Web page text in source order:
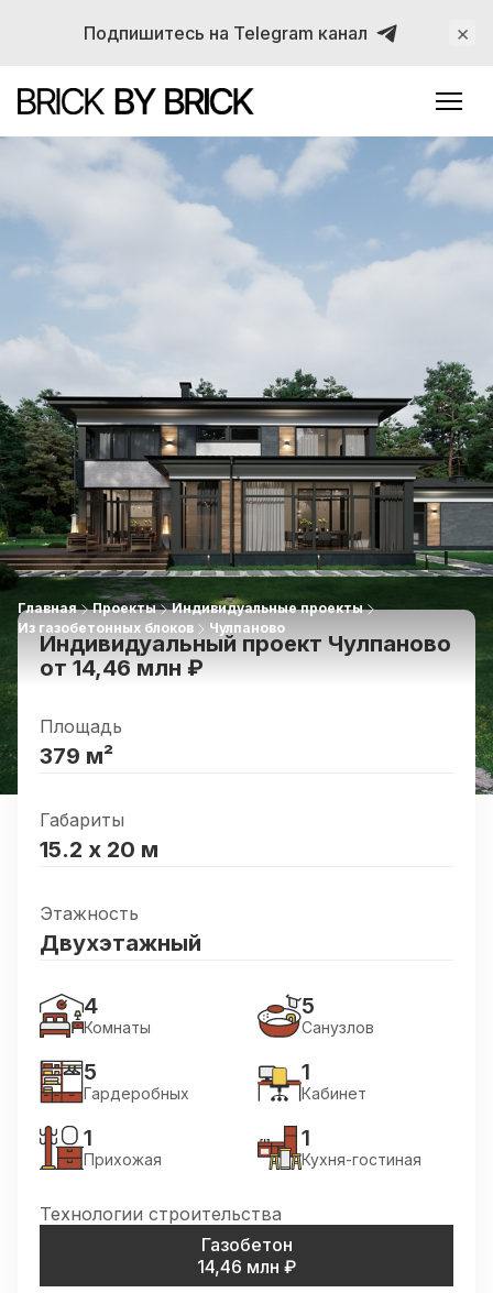
Подпишитесь на Telegram канал ×
Главная Проекты
Индивидуальные проекты
Из газобетонных блоков
Чулпаново
Индивидуальный проект Чулпаново
от 14,46 млн ₽
Площадь
379 м²
Габариты
15.2 х 20 м
Этажность
Двухэтажный
4
Комнаты
5
Cанузлов
5
Гардеробных
1
Кабинет
1
Прихожая
1
Кухня-гостиная
Технологии строительства
Газобетон
14,46 млн ₽